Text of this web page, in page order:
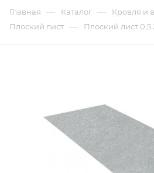
Главная — Каталог — Кровля и
Плоский лист — Плоский лист 0,5